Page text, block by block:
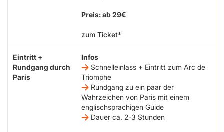
Preis: ab 29€
zum Ticket
Eintritt +
Rundgang durch
Paris
Infos
Schnelleinlass + Eintritt zum Arc de
Triomphe
Rundgang zu ein paar der
Wahrzeichen von Paris mit einem
englischsprachigen Guide
Dauer ca. 2-3 Stunden